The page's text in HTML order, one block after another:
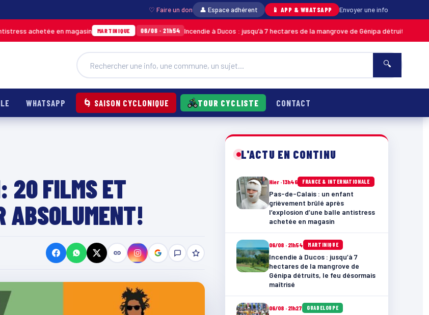
♡ Faire un don 👤 Espace adhérent 📱 APP & WHATSAPP Envoyer une info
en magasin MARTINIQUE 06/08 · 21h54 Incendie à Ducos : jusqu’à 7 hectares de la mangrove de Génipa détruits, le feu
🔍
WHATSAPP 🌀 SAISON CYCLONIQUE TOUR CYCLISTE CONTACT
20 FILMS ET
ABSOLUMENT!
L'ACTU EN CONTINU
Hier · 13h46 FRANCE & INTERNATIONALE
Pas-de-Calais : un enfant
grièvement brûlé après
l’explosion d’une balle antistress
achetée en magasin
06/08 · 21h54 MARTINIQUE
Incendie à Ducos : jusqu’à 7
hectares de la mangrove de
Génipa détruits, le feu désormais
maîtrisé
06/08 · 21h27 GUADELOUPE